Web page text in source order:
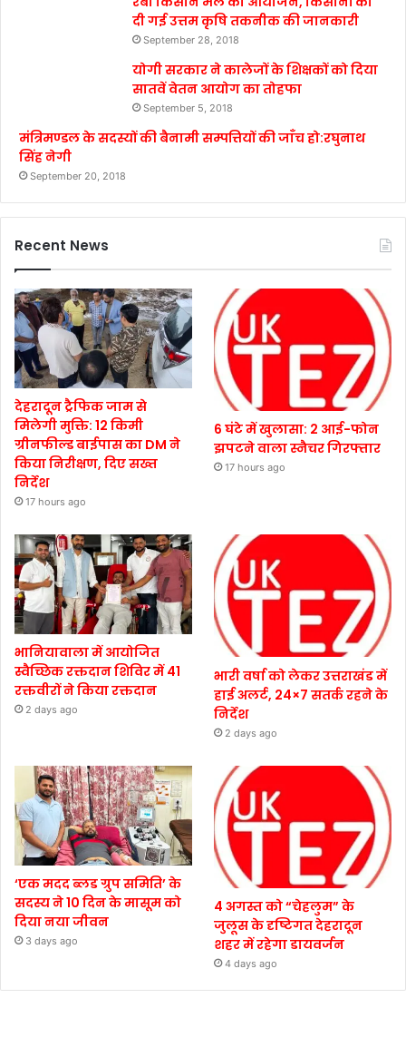
दी गई उत्तम कृषि तकनीक की जानकारी
September 28, 2018
योगी सरकार ने कालेजों के शिक्षकों को दिया
सातवें वेतन आयोग का तोहफा
September 5, 2018
मंत्रिमण्डल के सदस्यों की बैनामी सम्पत्तियों की जाँच हो:रघुनाथ
सिंह नेगी
September 20, 2018
Recent News
देहरादून ट्रैफिक जाम से
मिलेगी मुक्ति: 12 किमी
ग्रीनफील्ड बाईपास का DM ने
किया निरीक्षण, दिए सख्त
निर्देश
17 hours ago
6 घंटे में खुलासा: 2 आई-फोन
झपटने वाला स्नैचर गिरफ्तार
17 hours ago
भानियावाला में आयोजित
स्वैच्छिक रक्तदान शिविर में 41
रक्तवीरों ने किया रक्तदान
2 days ago
भारी वर्षा को लेकर उत्तराखंड में
हाई अलर्ट, 24×7 सतर्क रहने के
निर्देश
2 days ago
‘एक मदद ब्लड ग्रुप समिति’ के
सदस्य ने 10 दिन के मासूम को
दिया नया जीवन
3 days ago
4 अगस्त को “चेहलुम” के
जुलूस के दृष्टिगत देहरादून
शहर में रहेगा डायवर्जन
4 days ago